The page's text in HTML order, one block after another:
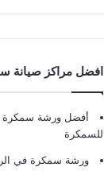
افضل مراكز صيانة
أفضل ورشة سمكرة
للسمكرة
ورشة سمكرة في